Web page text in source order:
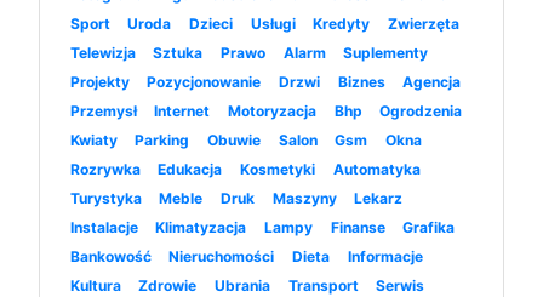
Sport
Uroda Dzieci Usługi Kredyty
Zwierzęta
Telewizja
Sztuka Prawo Alarm
Suplementy
Projekty
Pozycjonowanie Drzwi Biznes
Agencja
Przemysł
Internet Motoryzacja Bhp
Ogrodzenia
Kwiaty
Parking Obuwie Salon Gsm
Okna
Rozrywka
Edukacja Kosmetyki
Automatyka
Turystyka
Meble Druk Maszyny
Lekarz
Instalacje
Klimatyzacja Lampy Finanse
Grafika
Bankowość
Nieruchomości Dieta
Informacje
Kultura
Zdrowie Ubrania Transport
Serwis